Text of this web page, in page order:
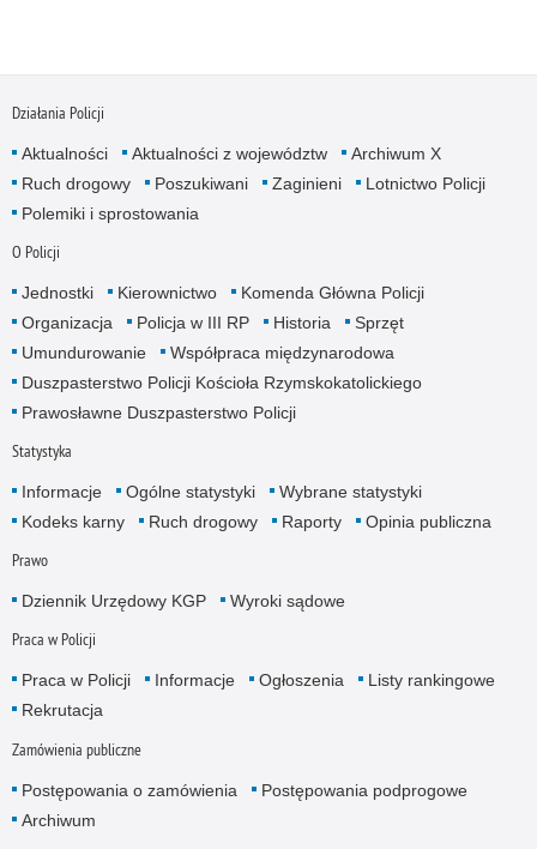
Działania Policji
Aktualności Aktualności z województw
Archiwum X
Ruch drogowy
Poszukiwani Zaginieni
Lotnictwo Policji
Polemiki i sprostowania
O Policji
Jednostki Kierownictwo
Komenda Główna Policji
Organizacja
Policja w III RP Historia
Sprzęt
Umundurowanie
Współpraca międzynarodowa
Duszpasterstwo Policji Kościoła Rzymskokatolickiego
Prawosławne Duszpasterstwo Policji
Statystyka
Informacje Ogólne statystyki
Wybrane statystyki
Kodeks karny
Ruch drogowy Raporty Opinia publiczna
Prawo
Dziennik Urzędowy KGP Wyroki sądowe
Praca w Policji
Praca w Policji Informacje Ogłoszenia
Listy rankingowe
Rekrutacja
Zamówienia publiczne
Postępowania o zamówienia
Postępowania podprogowe
Archiwum